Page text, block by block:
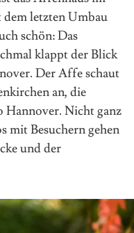
letzten Umbau
schön: Das
klappt der Blick
Der Affe schaut
an, die
Hannover. Nicht ganz
mit Besuchern gehen
und der